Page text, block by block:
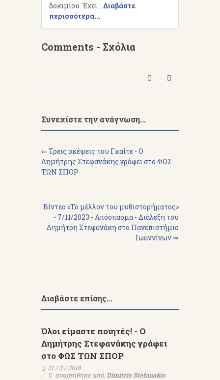
δοκιμίου. Έχει... Διαβάστε
περισσότερα...
Comments - Σχόλια
Συνεχίστε την ανάγνωση...
⇐ Τρεις σκέψεις του Γκαίτε - Ο
Δημήτρης Στεφανάκης γράφει στο ΦΩΣ
ΤΩΝ ΣΠΟΡ
Βίντεο «Το μέλλον του μυθιστορήματος»
- 7/11/2023 - Απόσπασμα - Διάλεξη του
Δημήτρη Στεφανάκη στο Πανεπιστήμιο
Ιωαννίνων ⇒
Διαβάστε επίσης...
Όλοι είμαστε ποιητές! - Ο
Δημήτρης Στεφανάκης γράφει
στο ΦΩΣ ΤΩΝ ΣΠΟΡ
21 / 3 / 2018
αναρτήθηκε από:Dimitris Stefanakis